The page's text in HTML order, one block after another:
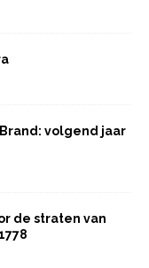
volgend jaar
de straten van